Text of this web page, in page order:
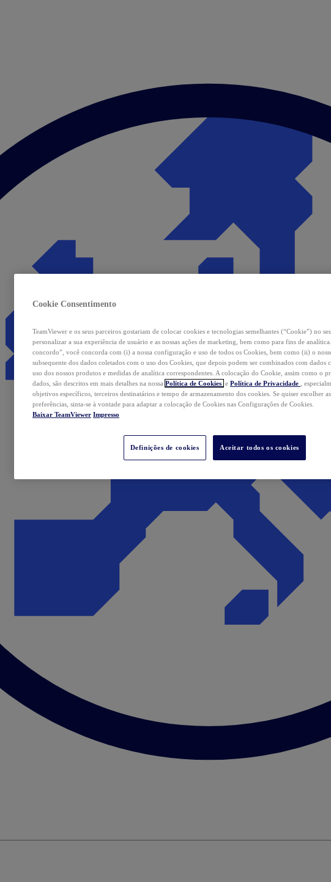
Cookie Consentimento
TeamViewer e os seus parceiros gostariam de colocar cookies e tecnologias semelhantes (“Cookie”) no
personalizar a sua experiência de usuário e as nossas ações de marketing, bem como para fins de
concordo”, você concorda com (i) a nossa configuração e uso de todos os Cookies, bem como (ii) o
subsequente dos dados coletados com o uso dos Cookies, que depois podem ser combinados com dados
uso dos nossos produtos e medidas de analítica correspondentes. A colocação do Cookie, assim como o
dados, são descritos em mais detalhes na nossa Política de Cookies e Política de Privacidade
,
objetivos específicos, terceiros destinatários e tempo de armazenamento dos cookies. Se quiser escolher
preferências, sinta-se à vontade para adaptar a colocação de Cookies nas Configurações de Cookies.
Baixar TeamViewer Impresso
Definições de cookies Aceitar todos os cookies